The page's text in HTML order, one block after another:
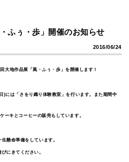
ふぅ・歩」開催のお知らせ
2016/06/24
大地作品展「風・ふぅ・歩」を開催します！
)には「さをり織り体験教室」を行います。また期間中
ーキとコーヒーの販売もしています。
懸命準備をしています。
にきてください。